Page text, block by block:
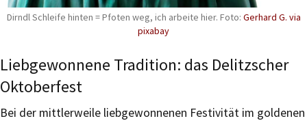
Dirndl Schleife hinten = Pfoten weg, ich arbeite hier. Foto: Gerhard G. via
pixabay
Liebgewonnene Tradition: das Delitzscher
Oktoberfest
Bei der mittlerweile liebgewonnenen Festivität im goldenen